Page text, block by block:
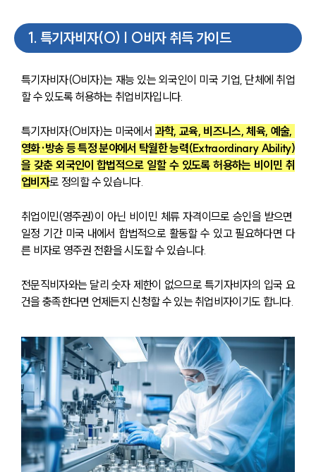
1. 특기자비자(O) | O비자 취득 가이드
특기자비자(O비자)는 재능 있는 외국인이 미국 기업, 단체에 취업
할 수 있도록 허용하는 취업비자입니다.
특기자비자(O비자)는 미국에서 과학, 교육, 비즈니스, 체육, 예술,
영화·방송 등 특정 분야에서 탁월한 능력(Extraordinary Ability)
을 갖춘 외국인이 합법적으로 일할 수 있도록 허용하는 비이민 취
업비자로 정의할 수 있습니다.
취업이민(영주권)이 아닌 비이민 체류 자격이므로 승인을 받으면
일정 기간 미국 내에서 합법적으로 활동할 수 있고 필요하다면 다
른 비자로 영주권 전환을 시도할 수 있습니다.
전문직비자와는 달리 숫자 제한이 없으므로 특기자비자의 입국 요
건을 충족한다면 언제든지 신청할 수 있는 취업비자이기도 합니다.